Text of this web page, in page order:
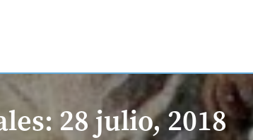
28 julio, 2018